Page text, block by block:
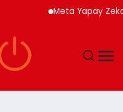
Meta Yapay Zeka